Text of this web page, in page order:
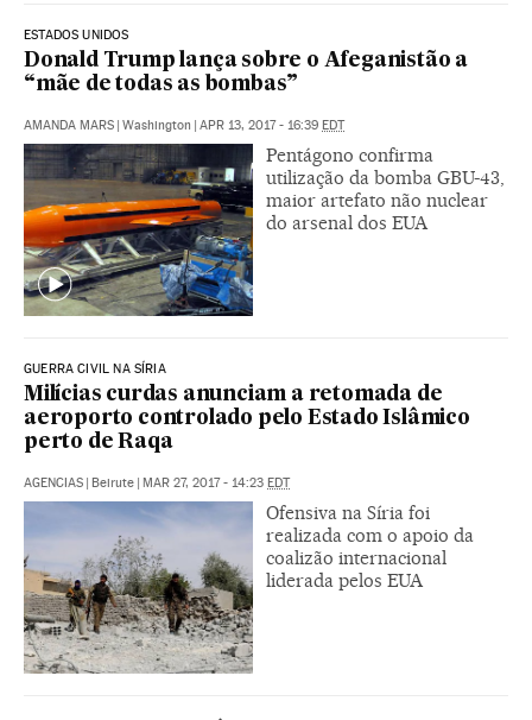
ESTADOS UNIDOS
Donald Trump lança sobre o Afeganistão a
“mãe de todas as bombas”
AMANDA MARS | Washington | APR 13, 2017 - 16:39 EDT
Pentágono confirma
utilização da bomba GBU-43,
maior artefato não nuclear
do arsenal dos EUA
GUERRA CIVIL NA SÍRIA
Milícias curdas anunciam a retomada de
aeroporto controlado pelo Estado Islâmico
perto de Raqa
AGENCIAS | Beirute | MAR 27, 2017 - 14:23 EDT
Ofensiva na Síria foi
realizada com o apoio da
coalizão internacional
liderada pelos EUA